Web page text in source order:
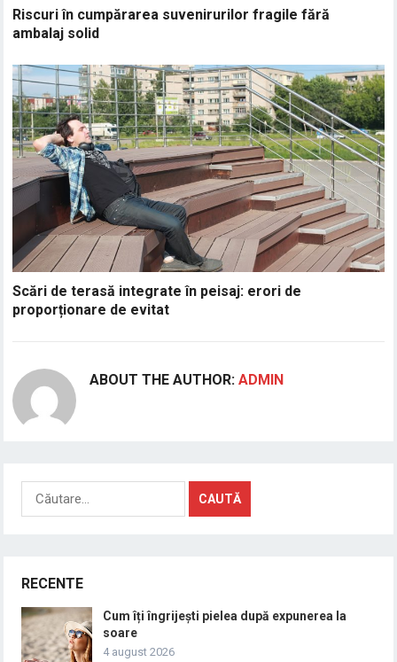
Riscuri în cumpărarea suvenirurilor fragile fără
ambalaj solid
Scări de terasă integrate în peisaj: erori de
proporționare de evitat
ABOUT THE AUTHOR:ADMIN
Caută
RECENTE
Cum îți îngrijești pielea după expunerea la
soare
4 august 2026